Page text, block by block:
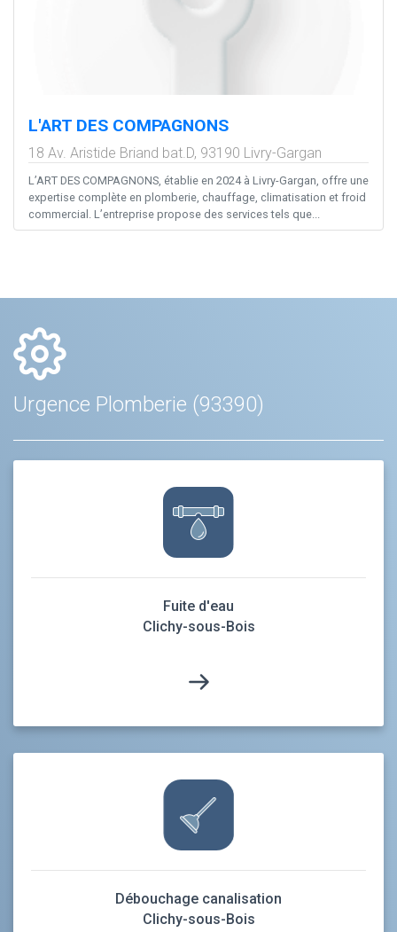
L'ART DES COMPAGNONS
18 Av. Aristide Briand bat.D, 93190 Livry-Gargan
L’ART DES COMPAGNONS, établie en 2024 à Livry-Gargan, offre une
expertise complète en plomberie, chauffage, climatisation et froid
commercial. L’entreprise propose des services tels que...
Urgence Plomberie (93390)
Fuite d'eau
Clichy-sous-Bois
Débouchage canalisation
Clichy-sous-Bois